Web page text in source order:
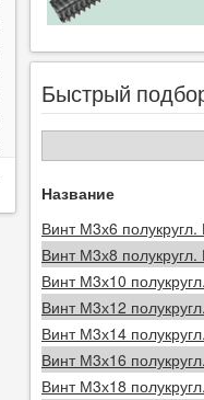
Быстрый
Название
Винт М3х6
Винт М3х8
Винт М3х10
Винт М3х12
Винт М3х14
Винт М3х16
Винт М3х18